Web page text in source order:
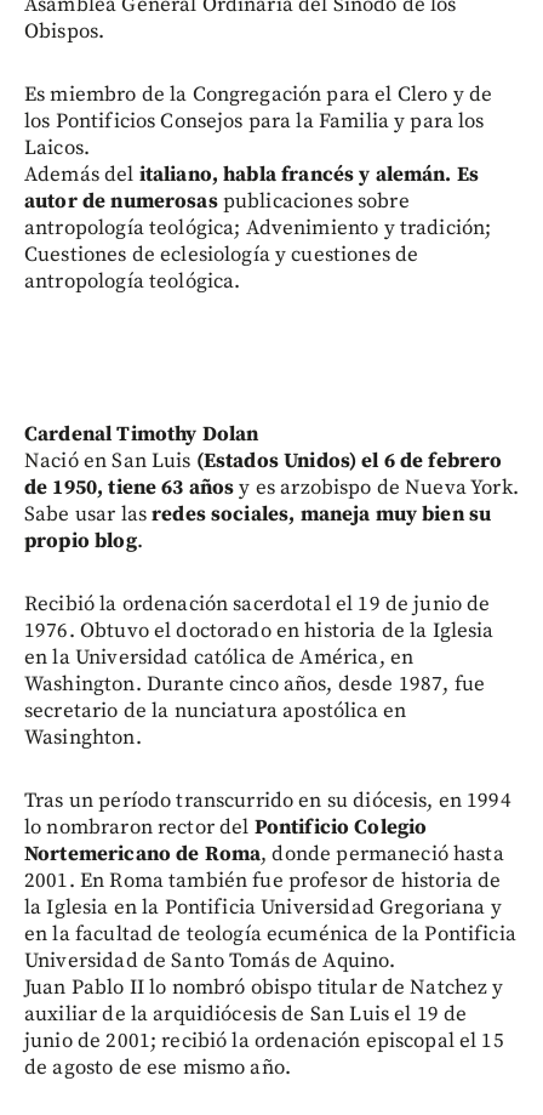
Obispos.
Es miembro de la Congregación para el Clero y de
los Pontificios Consejos para la Familia y para los
Laicos.
Además del italiano, habla francés y alemán. Es
autor de numerosaspublicaciones sobre
antropología teológica; Advenimiento y tradición;
Cuestiones de eclesiología y cuestiones de
antropología teológica.
Cardenal Timothy Dolan
Nació en San Luis (Estados Unidos) el 6 de febrero
de 1950, tiene 63 añosy es arzobispo de Nueva York.
Sabe usar lasredes sociales, maneja muy bien su
propio blog.
Recibió la ordenación sacerdotal el 19 de junio de
1976. Obtuvo el doctorado en historia de la Iglesia
en la Universidad católica de América, en
Washington. Durante cinco años, desde 1987, fue
secretario de la nunciatura apostólica en
Wasinghton.
Tras un período transcurrido en su diócesis, en 1994
lo nombraron rector del Pontificio Colegio
Nortemericano de Roma, donde permaneció hasta
2001. En Roma también fue profesor de historia de
la Iglesia en la Pontificia Universidad Gregoriana y
en la facultad de teología ecuménica de la Pontificia
Universidad de Santo Tomás de Aquino.
Juan Pablo II lo nombró obispo titular de Natchez y
auxiliar de la arquidiócesis de San Luis el 19 de
junio de 2001; recibió la ordenación episcopal el 15
de agosto de ese mismo año.